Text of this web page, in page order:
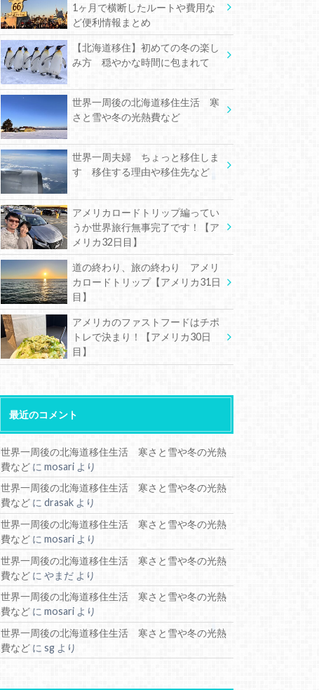
1ヶ月で横断したルートや費用な
ど便利情報まとめ
【北海道移住】初めての冬の楽し
み方 穏やかな時間に包まれて
世界一周後の北海道移住生活 寒
さと雪や冬の光熱費など
世界一周夫婦 ちょっと移住しま
す 移住する理由や移住先など
アメリカロードトリップ編ってい
うか世界旅行無事完了です！【ア
メリカ32日目】
道の終わり、旅の終わり アメリ
カロードトリップ【アメリカ31日
目】
アメリカのファストフードはチポ
トレで決まり！【アメリカ30日
目】
最近のコメント
世界一周後の北海道移住生活 寒さと雪や冬の光熱
費など にmosari より
世界一周後の北海道移住生活 寒さと雪や冬の光熱
費など にdrasak より
世界一周後の北海道移住生活 寒さと雪や冬の光熱
費など にmosari より
世界一周後の北海道移住生活 寒さと雪や冬の光熱
費など にやまだ より
世界一周後の北海道移住生活 寒さと雪や冬の光熱
費など にmosari より
世界一周後の北海道移住生活 寒さと雪や冬の光熱
費など にsg より